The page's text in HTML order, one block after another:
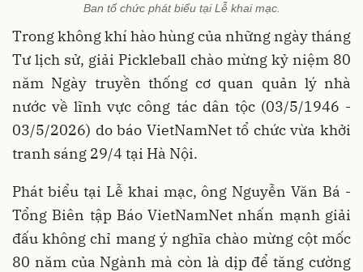
Ban tổ chức phát biểu tại Lễ khai mạc.
Trong không khí hào hùng của những ngày tháng
Tư lịch sử, giải Pickleball chào mừng kỷ niệm 80
năm Ngày truyền thống cơ quan quản lý nhà
nước về lĩnh vực công tác dân tộc (03/5/1946 -
03/5/2026) do báo VietNamNet tổ chức vừa khởi
tranh sáng 29/4 tại Hà Nội.
Phát biểu tại Lễ khai mạc, ông Nguyễn Văn Bá -
Tổng Biên tập Báo VietNamNet nhấn mạnh giải
đấu không chỉ mang ý nghĩa chào mừng cột mốc
80 năm của Ngành mà còn là dịp để tăng cường